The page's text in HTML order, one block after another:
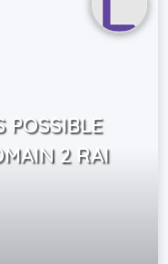
POSSIBLE
2 RAI